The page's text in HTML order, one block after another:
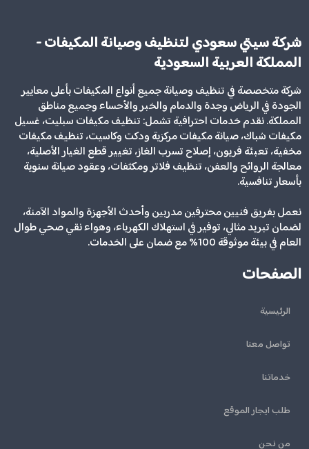
شركة سيتي سعودي لتنظيف وصيانة المكيفات -
المملكة العربية السعودية
شركة متخصصة في تنظيف وصيانة جميع أنواع المكيفات بأعلى معايير
الجودة في الرياض وجدة والدمام والخبر والأحساء وجميع مناطق
المملكة. نقدم خدمات احترافية تشمل: تنظيف مكيفات سبليت، غسيل
مكيفات شباك، صيانة مكيفات مركزية ودكت وكاسيت، تنظيف مكيفات
مخفية، تعبئة فريون، إصلاح تسرب الغاز، تغيير قطع الغيار الأصلية،
معالجة الروائح والعفن، تنظيف فلاتر ومكثفات، وعقود صيانة سنوية
بأسعار تنافسية.
نعمل بفريق فنيين محترفين مدربين وأحدث الأجهزة والمواد الآمنة،
لضمان تبريد مثالي، توفير في استهلاك الكهرباء، وهواء نقي صحي طوال
العام في بيئة موثوقة 100% مع ضمان على الخدمات.
الصفحات
الرئيسية
تواصل معنا
خدماتنا
طلب ايجار الموقع
من نحن